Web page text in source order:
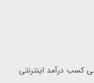
کسب درآمد اینترنتی